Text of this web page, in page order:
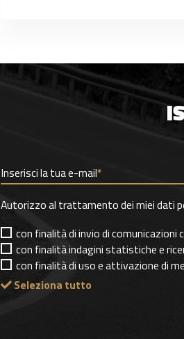
Inserisci la tua e-mail*
Autorizzo al trattamento dei miei dati
con finalità di invio di comunicazioni
con finalità indagini statistiche e
con finalità di uso e attivazione di
Seleziona tutto